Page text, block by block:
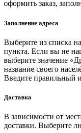
оформить заказ,
Заполнение адреса
Выберите из списка
пункта. Если вы не
выберите значение
название своего
Введите правильный
Доставка
В зависимости от
доставки. Выберите